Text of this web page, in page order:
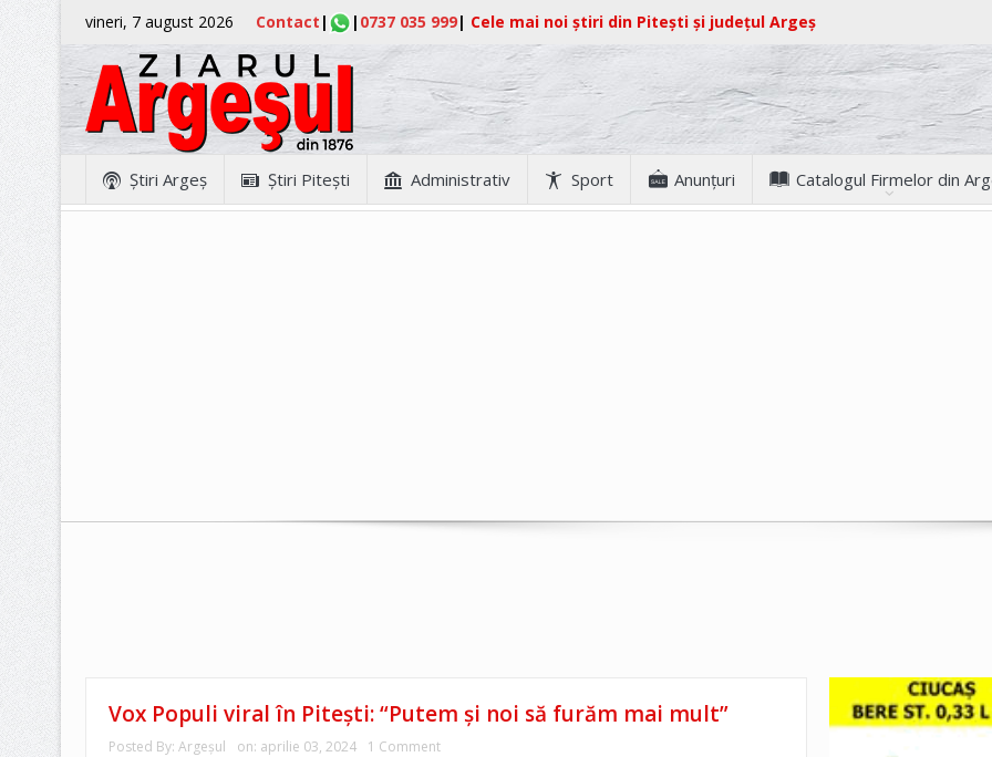
vineri, 7 august 2026 Contact | | 0737 035 999| Cele mai noi știri din Pitești și județul Argeș
Ştiri Argeş Ştiri Piteşti Administrativ Sport Anunţuri Catalogul Firmelor din
Vox Populi viral în Pitești: “Putem și noi să furăm mai mult”
Posted By: Argeşul on: aprilie 03, 2024 1 Comment